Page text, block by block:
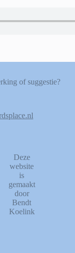
of suggestie?
Deze
website
is
gemaakt
door
Bendt
Koelink